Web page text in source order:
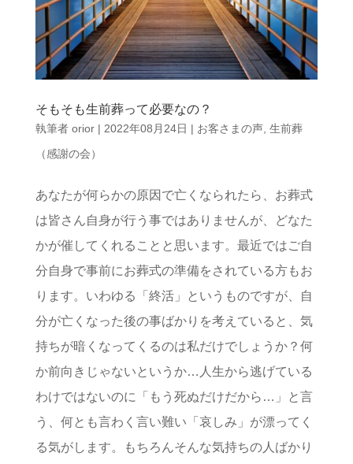
そもそも生前葬って必要なの？
執筆者 orior| 2022年08月24日 | お客さまの声, 生前葬
（感謝の会）
あなたが何らかの原因で亡くなられたら、お葬式
は皆さん自身が行う事ではありませんが、どなた
かが催してくれることと思います。最近ではご自
分自身で事前にお葬式の準備をされている方もお
ります。いわゆる「終活」というものですが、自
分が亡くなった後の事ばかりを考えていると、気
持ちが暗くなってくるのは私だけでしょうか？何
か前向きじゃないというか…人生から逃げている
わけではないのに「もう死ぬだけだから…」と言
う、何とも言わく言い難い「哀しみ」が漂ってく
る気がします。もちろんそんな気持ちの人ばかり